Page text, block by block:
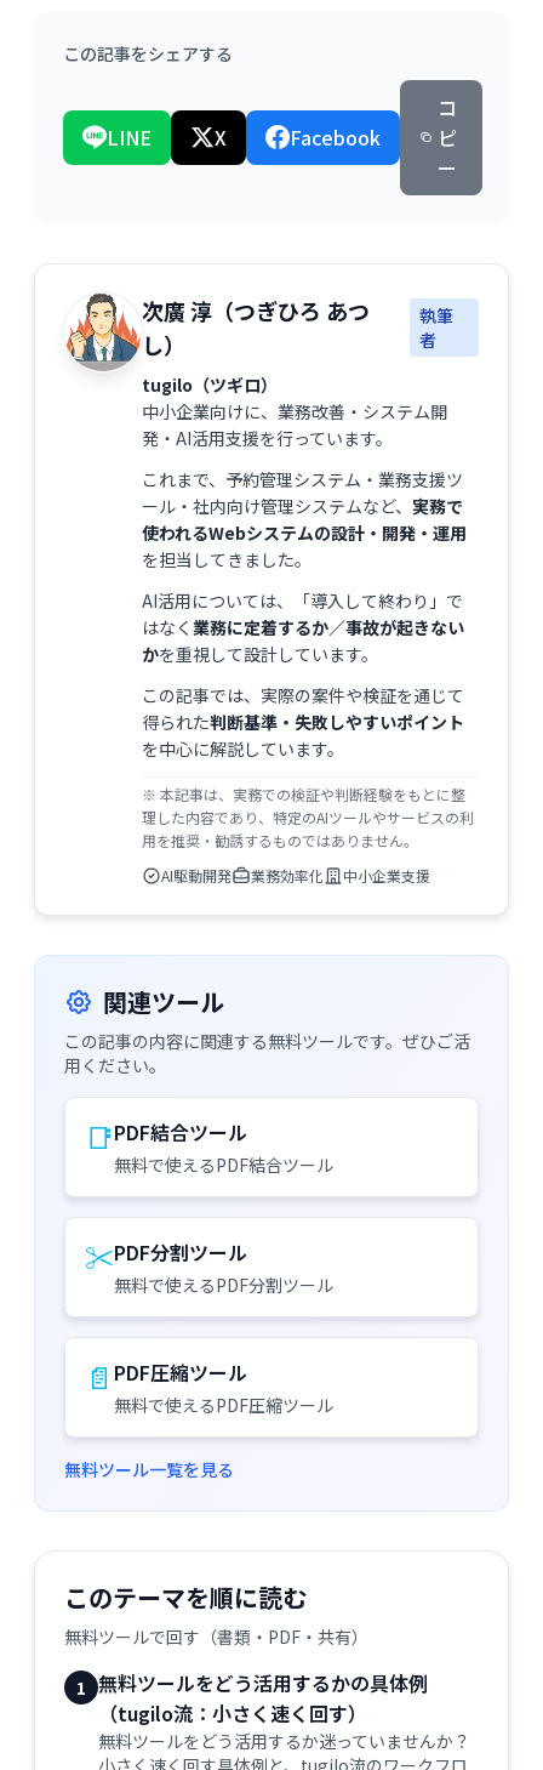
この記事をシェアする
LINE X Facebook
コ
ピ
ー
次廣 淳（つぎひろ あつ
し）
執筆
者
tugilo（ツギロ）
中小企業向けに、業務改善・システム開
発・AI活用支援を行っています。
これまで、予約管理システム・業務支援ツ
ール・社内向け管理システムなど、 実務で
使われるWebシステムの設計・開発・運用
を担当してきました。
AI活用については、「導入して終わり」で
はなく 業務に定着するか／事故が起きない
かを重視して設計しています。
この記事では、実際の案件や検証を通じて
得られた判断基準・失敗しやすいポイント
を中心に解説しています。
※ 本記事は、実務での検証や判断経験をもとに整
理した内容であり、特定のAIツールやサービスの利
用を推奨・勧誘するものではありません。
AI駆動開発
業務効率化 中小企業支援
関連ツール
この記事の内容に関連する無料ツールです。ぜひご活
用ください。
📑PDF結合ツール
無料で使えるPDF結合ツール
✂️PDF分割ツール
無料で使えるPDF分割ツール
📄 PDF圧縮ツール
無料で使えるPDF圧縮ツール
無料ツール一覧を見る
このテーマを順に読む
無料ツールで回す（書類・PDF・共有）
1 無料ツールをどう活用するかの具体例
（tugilo流：小さく速く回す）
無料ツールをどう活用するか迷っていませんか？
小さく速く回す具体例と、tugilo流のワークフロ